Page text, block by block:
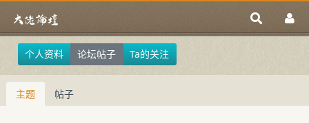
个人资料 论坛帖子 Ta的关注
主题 帖子